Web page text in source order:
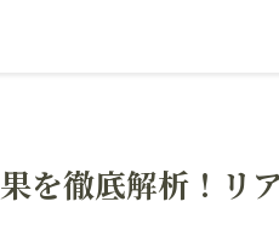
を徹底解析！リ